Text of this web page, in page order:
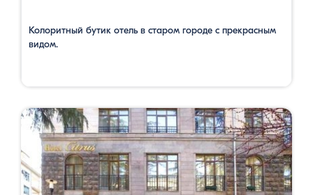
Колоритный бутик отель в старом городе с прекрасным
видом.